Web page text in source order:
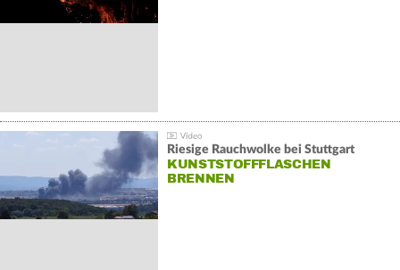
Riesige Rauchwolke bei Stuttgart
KUNSTSTOFFFLASCHEN
BRENNEN